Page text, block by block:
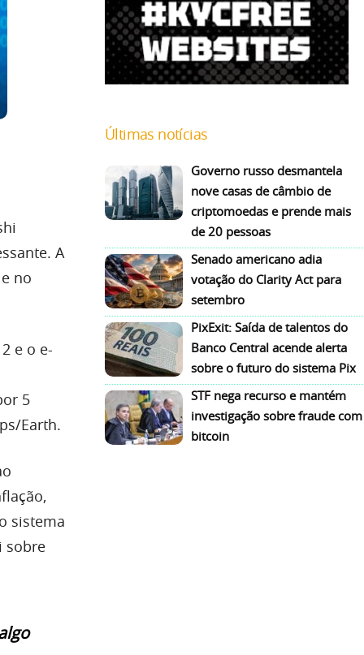
A
no
e o e-
5
Earth.
sistema
sobre
Últimas notícias
Governo russo desmantela
nove casas de câmbio de
criptomoedas e prende mais
de 20 pessoas
Senado americano adia
votação do Clarity Act para
setembro
PixExit: Saída de talentos do
Banco Central acende alerta
sobre o futuro do sistema Pix
STF nega recurso e mantém
investigação sobre fraude com
bitcoin